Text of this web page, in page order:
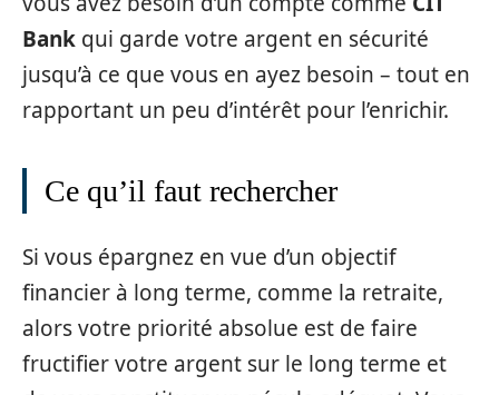
Bank qui garde votre argent en sécurité
jusqu’à ce que vous en ayez besoin – tout en
rapportant un peu d’intérêt pour l’enrichir.
Ce qu’il faut rechercher
Si vous épargnez en vue d’un objectif
financier à long terme, comme la retraite,
alors votre priorité absolue est de faire
fructifier votre argent sur le long terme et